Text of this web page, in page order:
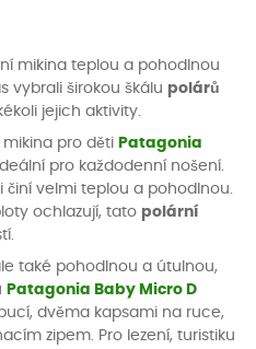
mikina teplou a pohodlnou
vybrali širokou škálu polárů
jejich aktivity.
mikina pro děti Patagonia
pro každodenní nošení.
činí velmi teplou a pohodlnou.
ochlazují, tato polární
také pohodlnou a útulnou,
Patagonia Baby Micro D
dvěma kapsami na ruce,
zipem. Pro lezení, turistiku